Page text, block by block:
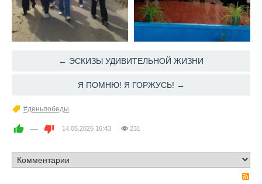
← ЭСКИЗЫ УДИВИТЕЛЬНОЙ ЖИЗНИ
Я ПОМНЮ! Я ГОРЖУСЬ! →
#деньпобеды
— 14.05.2026 16:43 231